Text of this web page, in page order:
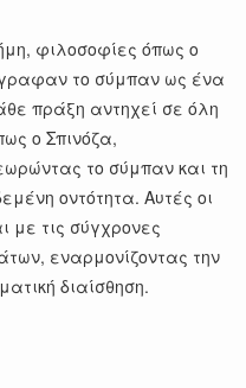
φιλοσοφίες όπως ο
το σύμπαν ως ένα
πράξη αντηχεί σε όλη
ο Σπινόζα,
το σύμπαν και τη
οντότητα. Αυτές οι
με τις σύγχρονες
εναρμονίζοντας την
διαίσθηση.